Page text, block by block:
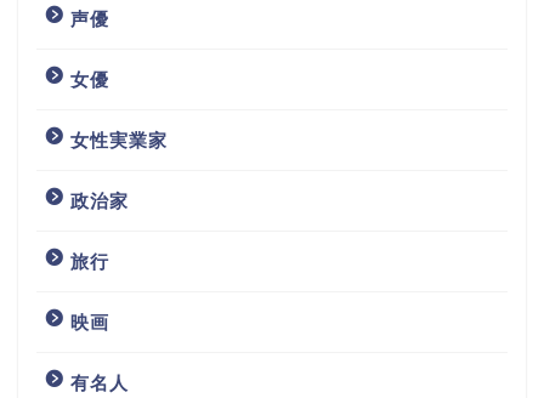
声優
女優
女性実業家
政治家
旅行
映画
有名人